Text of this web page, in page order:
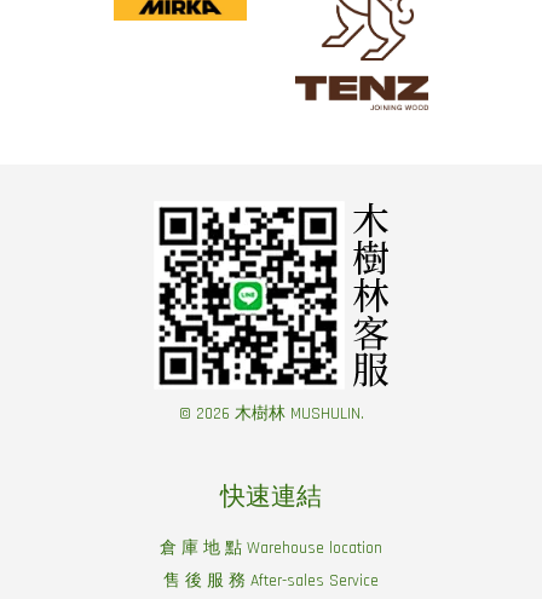
© 2026 木樹林 MUSHULIN.
快速連結
倉 庫 地 點 Warehouse location
售 後 服 務 After-sales Service